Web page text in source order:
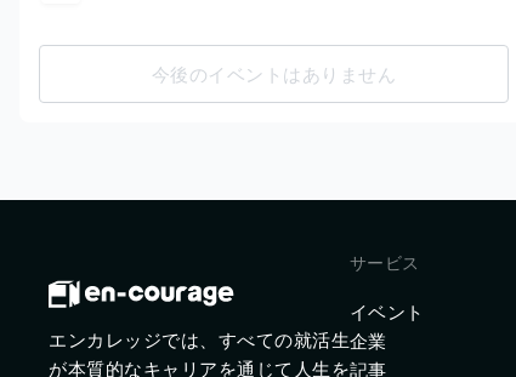
今後のイベントはありません
エンカレッジでは、すべての就活生
が本質的なキャリアを通じて人生を
サービス
イベント
企業
記事